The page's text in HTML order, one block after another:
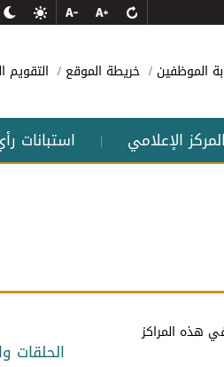
الموظفين خريطة الموقع التقويم
المركز الإعلامي | استبانات
هذه المراكز
الحلقات